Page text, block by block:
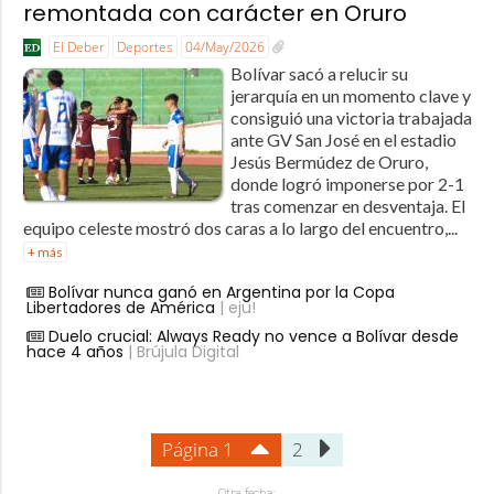
remontada con carácter en Oruro
El Deber Deportes 04/May/2026
Bolívar sacó a relucir su
jerarquía en un momento clave y
consiguió una victoria trabajada
ante GV San José en el estadio
Jesús Bermúdez de Oruro,
donde logró imponerse por 2-1
tras comenzar en desventaja. El
equipo celeste mostró dos caras a lo largo del encuentro,...
+ más
Bolívar nunca ganó en Argentina por la Copa
Libertadores de América | eju!
Duelo crucial: Always Ready no vence a Bolívar desde
hace 4 años | Brújula Digital
Página 1 2